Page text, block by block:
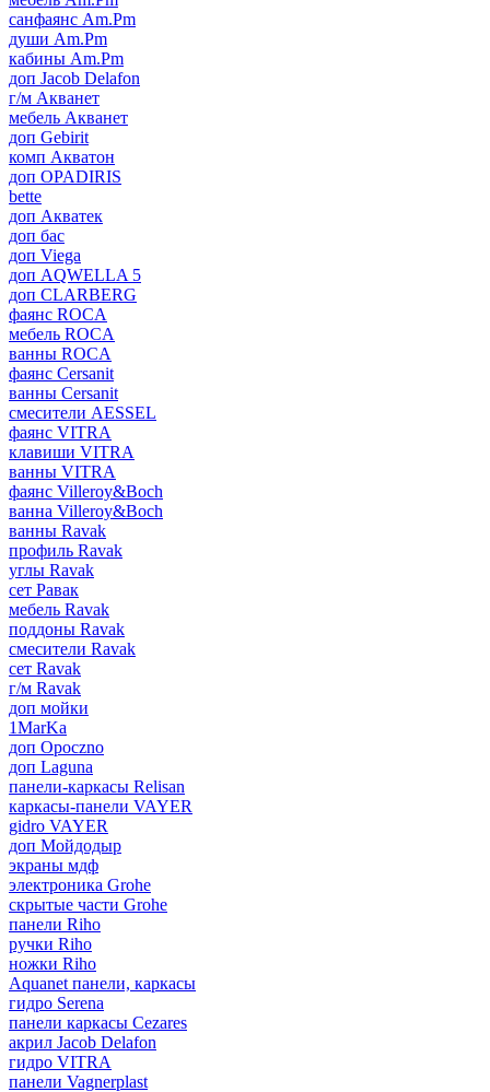
санфаянс Am.Pm
души Am.Pm
кабины Am.Pm
доп Jacob Delafon
г/м Акванет
мебель Акванет
доп Gebirit
комп Акватон
доп OPADIRIS
bette
доп Акватек
доп бас
доп Viega
доп AQWELLA 5
доп CLARBERG
фаянс ROCA
мебель ROCA
ванны ROCA
фаянс Cersanit
ванны Cersanit
смесители AESSEL
фаянс VITRA
клавиши VITRA
ванны VITRA
фаянс Villeroy&Boch
ванна Villeroy&Boch
ванны Ravak
профиль Ravak
углы Ravak
сет Равак
мебель Ravak
поддоны Ravak
смесители Ravak
сет Ravak
г/м Ravak
доп мойки
1MarKa
доп Opoczno
доп Laguna
панели-каркасы Relisan
каркасы-панели VAYER
gidro VAYER
доп Мойдодыр
экраны мдф
электроника Grohe
скрытые части Grohe
панели Riho
ручки Riho
ножки Riho
Aquanet панели, каркасы
гидро Serena
панели каркасы Cezares
акрил Jacob Delafon
гидро VITRA
панели Vagnerplast